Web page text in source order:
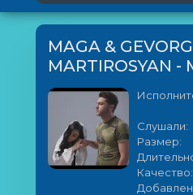
MAGA & GEVORG
MARTIROSYAN -
Слушали:
Размер:
Качество: